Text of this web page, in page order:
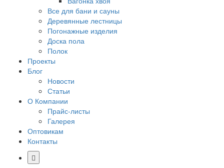
Все для бани и сауны
Деревянные лестницы
Погонажные изделия
Доска пола
Полок
Проекты
Блог
Новости
Статьи
О Компании
Прайс-листы
Галерея
Оптовикам
Контакты